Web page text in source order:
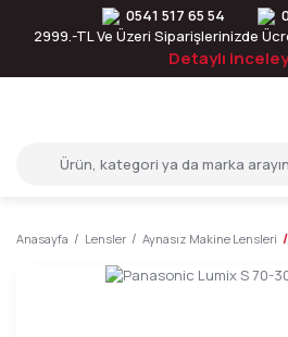
0541 517 65 54
2999.-TL Ve Üzeri Siparişlerinizde
Detaylı
Anasayfa Lensler Aynasız Makine Lensleri